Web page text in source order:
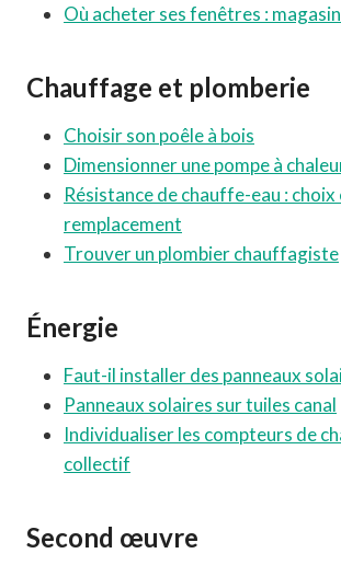
Où acheter ses fenêtres :
Chauffage et plomberie
Choisir son poêle à bois
Dimensionner une pompe à
Résistance de chauffe-eau : choix
remplacement
Trouver un plombier chauffagiste
Énergie
Faut-il installer des panneaux
Panneaux solaires sur tuiles canal
Individualiser les compteurs de
collectif
Second œuvre